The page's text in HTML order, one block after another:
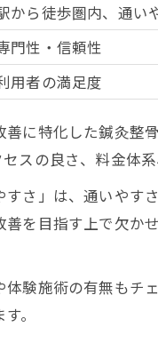
鍼灸整骨院で叶
全身バラン
鍼灸整骨院
バランス改
体調不良を
鍼灸整骨院
慢性的なだるさ
だるさ改善
鍼灸整骨院
から徒歩圏内、通い
門性・信頼性
用者の満足度
に特化した鍼灸
スの良さ、料金体
さ」は、通いやす
を目指す上で欠
験施術の有無も
。